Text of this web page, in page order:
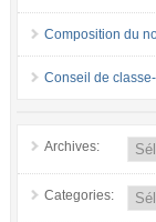
Composition du
Conseil de
Archives:
Categories: